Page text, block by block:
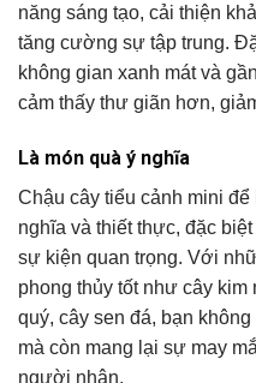
năng sáng tạo, cải thiện
tăng cường sự tập trung.
không gian xanh mát và
cảm thấy thư giãn hơn,
Là món quà ý nghĩa
Chậu cây tiểu cảnh mini
nghĩa và thiết thực, đặc
sự kiện quan trọng. Với
phong thủy tốt như cây kim
quý, cây sen đá, bạn
mà còn mang lại sự may
người nhận.